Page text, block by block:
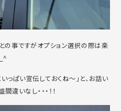
の事ですがオプション選択の際は楽
っぱい宣伝しておくね～」と、お話い
いなし・・・！！